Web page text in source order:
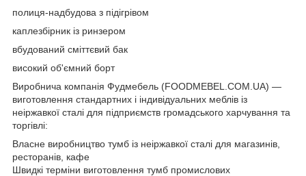
полиця-надбудова з підігрівом
каплезбірник із ринзером
вбудований сміттєвий бак
високий об'ємний борт
Виробнича компанія Фудмебель (FOODMEBEL.СOM.UA) —
виготовлення стандартних і індивідуальних меблів із
неіржавкої сталі для підприємств громадського харчування та
торгівлі:
Власне виробництво тумб із неіржавкої сталі для магазинів,
ресторанів, кафе
Швидкі терміни виготовлення тумб промислових